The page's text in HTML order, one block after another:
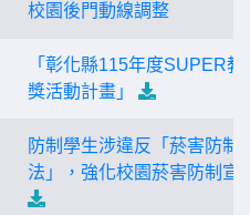
校園後門動線調整
「彰化縣115年度SUPER教
獎活動計畫」
防制學生涉違反「菸害防制
法」，強化校園菸害防制宣